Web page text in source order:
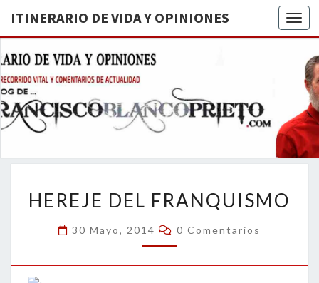
ITINERARIO DE VIDA Y OPINIONES
DE
BREVE
RECORRIDO
VITAL Y
ACTUALIDAD
DEL
FRANQUISMO
HEREJE DEL FRANQUISMO
30 Mayo, 2014 Comentarios
0 Comentarios